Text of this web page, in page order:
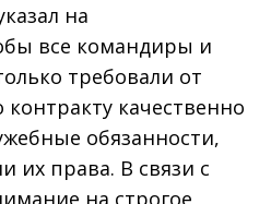
на
все командиры и
требовали от
качественно
обязанности,
их права. В связи с